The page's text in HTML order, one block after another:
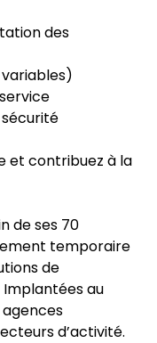
des
et contribuez à la
de ses 70
temporaire
de
au
agences
d’activité.